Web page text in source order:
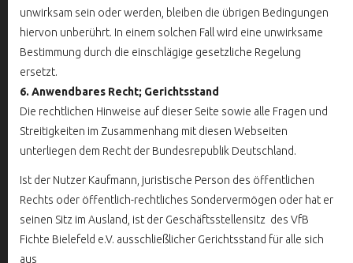
unwirksam sein oder werden, bleiben die übrigen Bedingungen
hiervon unberührt. In einem solchen Fall wird eine unwirksame
Bestimmung durch die einschlägige gesetzliche Regelung
ersetzt.
6. Anwendbares Recht; Gerichtsstand
Die rechtlichen Hinweise auf dieser Seite sowie alle Fragen und
Streitigkeiten im Zusammenhang mit diesen Webseiten
unterliegen dem Recht der Bundesrepublik Deutschland.
Ist der Nutzer Kaufmann, juristische Person des öffentlichen
Rechts oder öffentlich-rechtliches Sondervermögen oder hat er
seinen Sitz im Ausland, ist der Geschäftsstellensitz des VfB
Fichte Bielefeld e.V. ausschließlicher Gerichtsstand für alle sich
aus